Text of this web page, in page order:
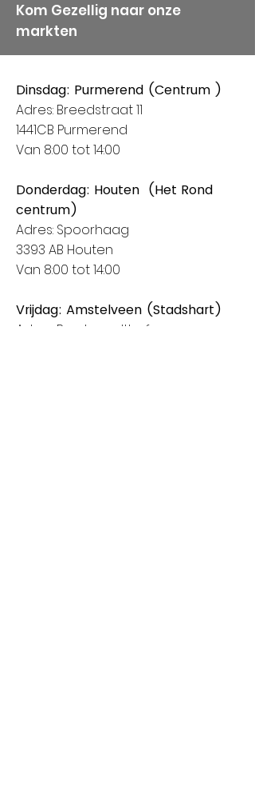
Kom Gezellig naar onze
markten
Dinsdag: Purmerend (Centrum )
Adres: Breedstraat 11
1441CB Purmerend
Van 8:00 tot 14:00
Donderdag: Houten (Het Rond
centrum)
Adres: Spoorhaag
3393 AB Houten
Van 8:00 tot 14:00
Vrijdag: Amstelveen (Stadshart)
Adres: Rembrandthof